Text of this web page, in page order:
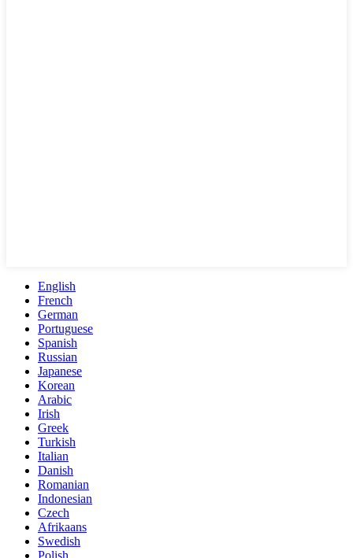
English
French
German
Portuguese
Spanish
Russian
Japanese
Korean
Arabic
Irish
Greek
Turkish
Italian
Danish
Romanian
Indonesian
Czech
Afrikaans
Swedish
Polish